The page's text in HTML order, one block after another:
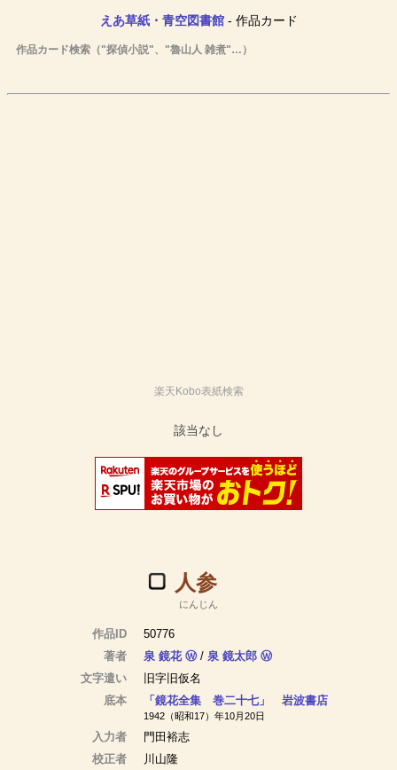
えあ草紙・青空図書館- 作品カード
作品カード検索（"探偵小説"、"魯山人 雑煮"…）
楽天Kobo表紙検索
人参
にんじん
作品ID
50776
著者
泉 鏡花 Ⓦ / 泉 鏡太郎 Ⓦ
文字遣い
旧字旧仮名
底本
「鏡花全集 巻二十七」 岩波書店
1942（昭和17）年10月20日
入力者
門田裕志
校正者
川山隆